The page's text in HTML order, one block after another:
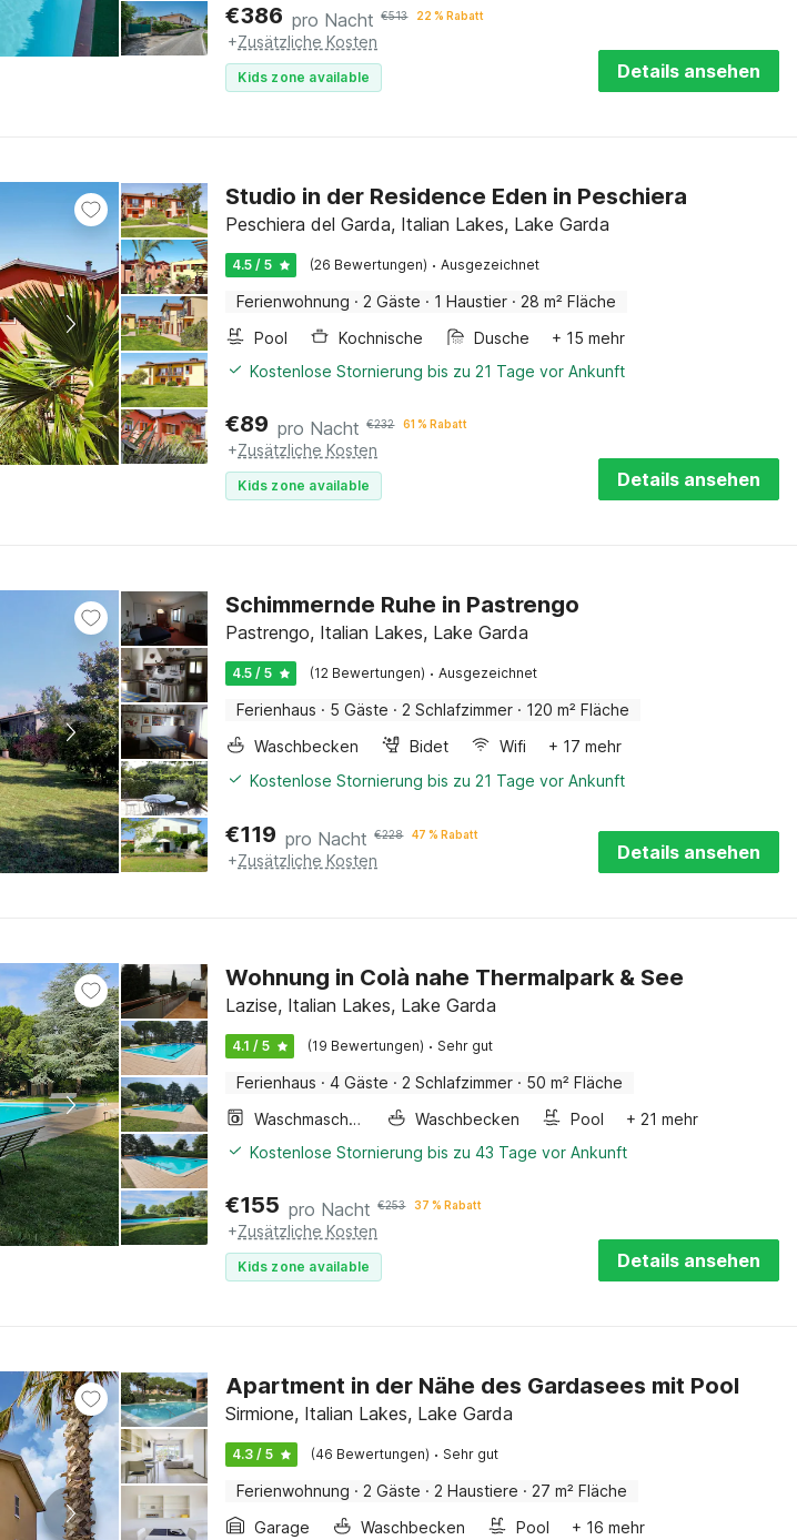
€386 pro Nacht €513 22 % Rabatt
+Zusätzliche Kosten
Kids zone available Details ansehen
Studio in der Residence Eden in Peschiera
Peschiera del Garda, Italian Lakes, Lake Garda
4.5 / 5 (26 Bewertungen) · Ausgezeichnet
Ferienwohnung · 2 Gäste · 1 Haustier · 28 m² Fläche
Pool
Kochnische Dusche
+ 15 mehr
Kostenlose Stornierung bis zu 21 Tage vor Ankunft
€89 pro Nacht €232 61 % Rabatt
+Zusätzliche Kosten
Kids zone available Details ansehen
Schimmernde Ruhe in Pastrengo
Pastrengo, Italian Lakes, Lake Garda
4.5 / 5 (12 Bewertungen) · Ausgezeichnet
Ferienhaus · 5 Gäste · 2 Schlafzimmer · 120 m² Fläche
Waschbecken
Bidet Wifi
+ 17 mehr
Kostenlose Stornierung bis zu 21 Tage vor Ankunft
€119 pro Nacht €228 47 % Rabatt
+Zusätzliche Kosten Details ansehen
Wohnung in Colà nahe Thermalpark & See
Lazise, Italian Lakes, Lake Garda
4.1 / 5 (19 Bewertungen) · Sehr gut
Ferienhaus · 4 Gäste · 2 Schlafzimmer · 50 m² Fläche
Waschmaschine
Waschbecken Pool
+ 21 mehr
Kostenlose Stornierung bis zu 43 Tage vor Ankunft
€155 pro Nacht €253 37 % Rabatt
+Zusätzliche Kosten
Kids zone available Details ansehen
Apartment in der Nähe des Gardasees mit Pool
Sirmione, Italian Lakes, Lake Garda
4.3 / 5 (46 Bewertungen) · Sehr gut
Ferienwohnung · 2 Gäste · 2 Haustiere · 27 m² Fläche
Garage
Waschbecken Pool
+ 16 mehr